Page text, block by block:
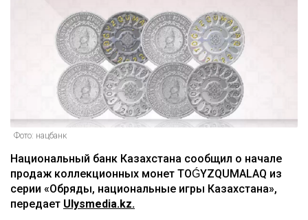
Фото: нацбанк
Национальный банк Казахстана сообщил о начале
продаж коллекционных монет TOǴYZQUMALAQ из
серии «Обряды, национальные игры Казахстана»,
передает Ulysmedia.kz.